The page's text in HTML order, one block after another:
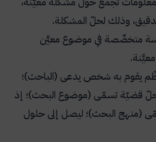
وذلك لحلّ المشكلة.
متخصِّصة في موضوع معيَّن
يقوم به شخص يدعى (الباحث)؛
قضيّة تسمّى (موضوع البحث)؛ إذ
(منهج البحث)؛ ليصل إلى حلول